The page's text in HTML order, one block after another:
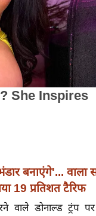
बनाएंगे'... वाला
19 प्रतिशत टैरिफ
वाले डोनाल्ड ट्रंप